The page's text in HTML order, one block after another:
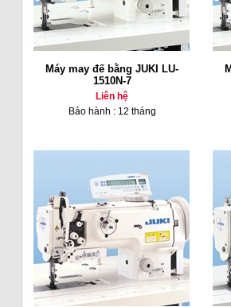
Máy may đế bằng JUKI LU-
1510N-7
Liên hệ
Bảo hành : 12 tháng